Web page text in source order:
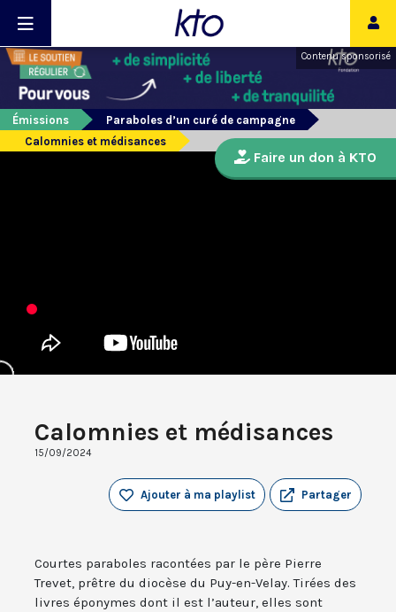
Contenu sponsorisé
Émissions
Paraboles d’un curé de campagne
Calomnies et médisances
Calomnies et médisances
15/09/2024
Partager
Ajouter à ma playlist
Courtes paraboles racontées par le père Pierre
Trevet, prêtre du diocèse du Puy-en-Velay. Tirées des
livres éponymes dont il est l’auteur, elles sont
Faire un don à KTO